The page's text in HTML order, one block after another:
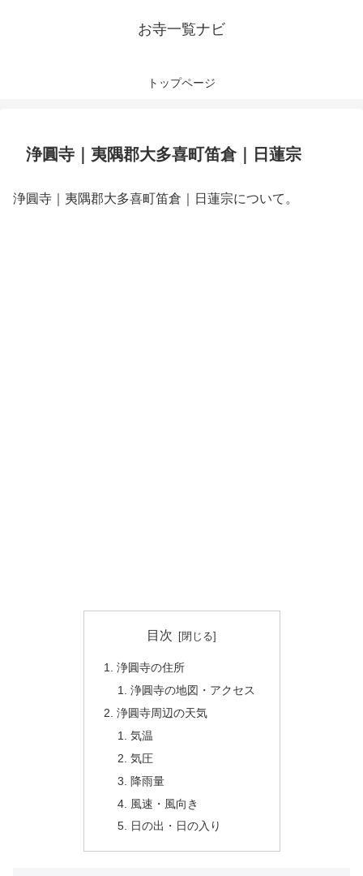
お寺一覧ナビ
トップページ
浄圓寺｜夷隅郡大多喜町笛倉｜日蓮宗
浄圓寺｜夷隅郡大多喜町笛倉｜日蓮宗について。
目次
浄圓寺の住所
浄圓寺の地図・アクセス
浄圓寺周辺の天気
気温
気圧
降雨量
風速・風向き
日の出・日の入り